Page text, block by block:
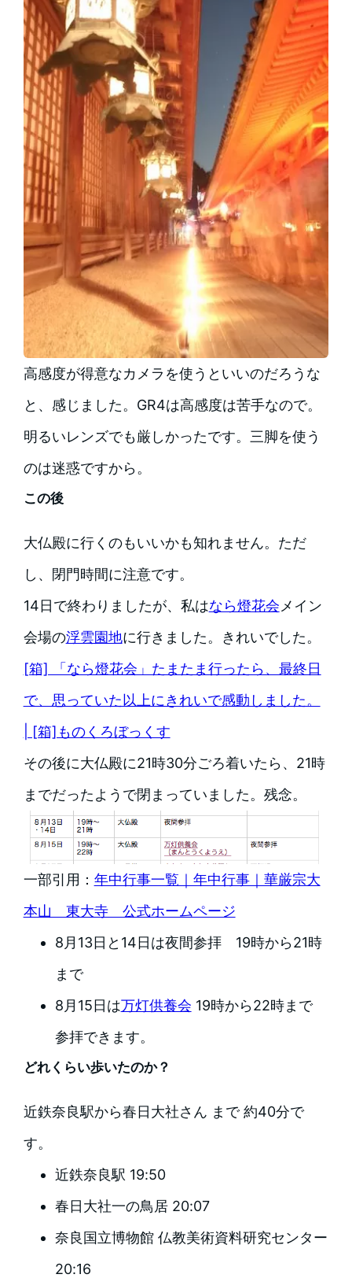
高感度が得意なカメラを使うといいのだろうな
と、感じました。GR4は高感度は苦手なので。
明るいレンズでも厳しかったです。三脚を使う
のは迷惑ですから。
この後
大仏殿に行くのもいいかも知れません。ただ
し、閉門時間に注意です。
14日で終わりましたが、私はなら燈花会メイン
会場の浮雲園地に行きました。きれいでした。
[箱] 「なら燈花会」たまたま行ったら、最終日
で、思っていた以上にきれいで感動しました。
| [箱]ものくろぼっくす
その後に大仏殿に21時30分ごろ着いたら、21時
までだったようで閉まっていました。残念。
一部引用： 年中行事一覧｜年中行事｜華厳宗大
本山 東大寺 公式ホームページ
8月13日と14日は夜間参拝 19時から21時
まで
8月15日は万灯供養会 19時から22時まで
参拝できます。
どれくらい歩いたのか？
近鉄奈良駅から春日大社さん まで 約40分で
す。
近鉄奈良駅 19:50
春日大社一の鳥居 20:07
奈良国立博物館 仏教美術資料研究センター
20:16